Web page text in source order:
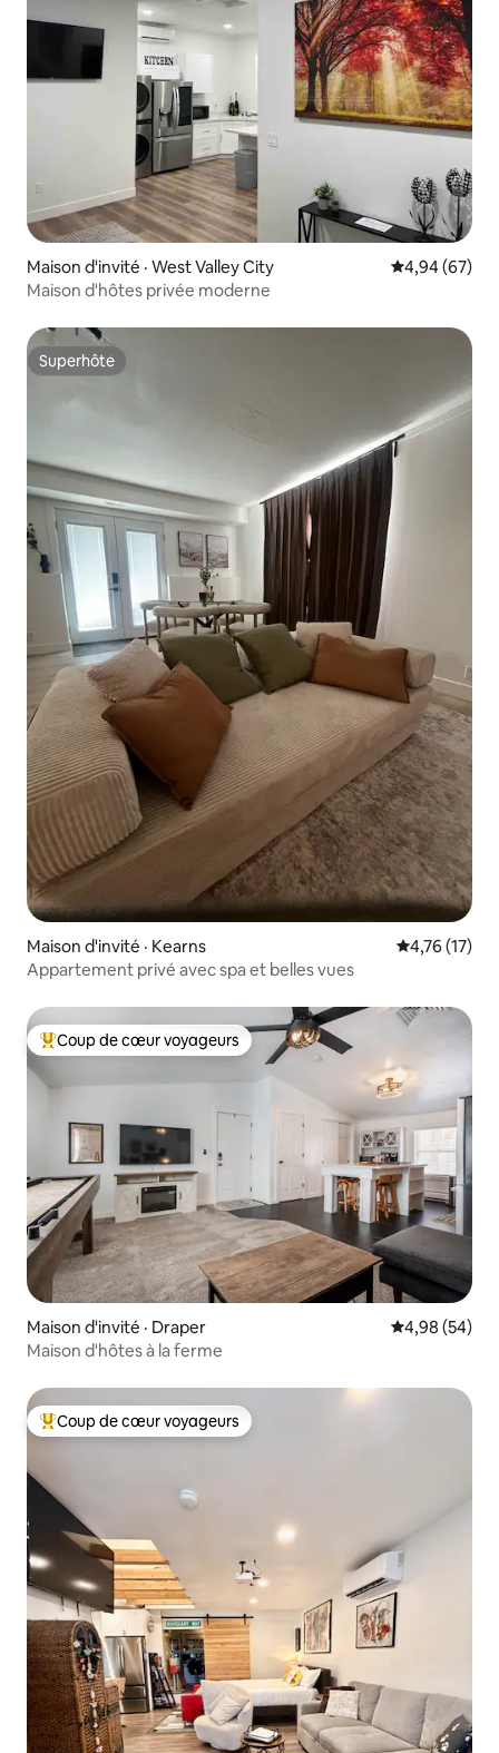
Maison d'invité · West Valley City Note
4,94 (67)
Maison d'hôtes privée moderne
Superhôte
Superhôte
Maison d'invité · Kearns Note
4,76 (17)
Appartement privé avec spa et belles vues
Coup de cœur voyageurs parmi les plus aimés
Coup de cœur voyageurs
Maison d'invité · Draper Note
4,98 (54)
Maison d'hôtes à la ferme
Coup de cœur voyageurs parmi les plus aimés
Coup de cœur voyageurs